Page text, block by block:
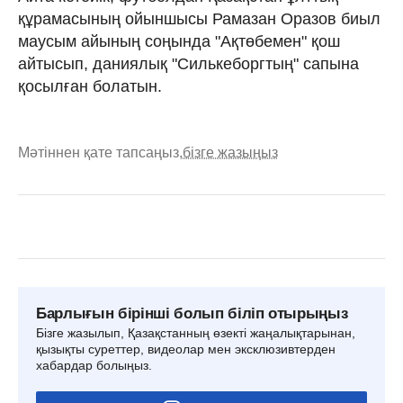
құрамасының ойыншысы Рамазан Оразов биыл
маусым айының соңында "Ақтөбемен" қош
айтысып, даниялық "Силькеборгтың" сапына
қосылған болатын.
Мәтіннен қате тапсаңыз,бізге жазыңыз
Барлығын бірінші болып біліп отырыңыз
Бізге жазылып, Қазақстанның өзекті жаңалықтарынан,
қызықты суреттер, видеолар мен эксклюзивтерден
хабардар болыңыз.